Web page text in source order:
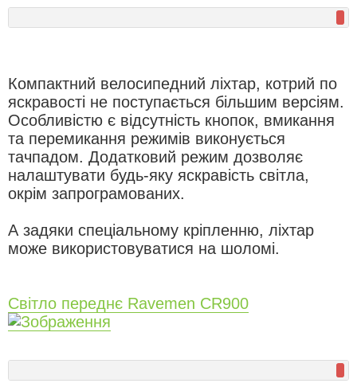
Компактний велосипедний ліхтар, котрий по
яскравості не поступається більшим версіям.
Особливістю є відсутність кнопок, вмикання
та перемикання режимів виконується
тачпадом. Додатковий режим дозволяє
налаштувати будь-яку яскравість світла,
окрім запрограмованих.
А задяки спеціальному кріпленню, ліхтар
може використовуватися на шоломі.
Світло переднє Ravemen CR900